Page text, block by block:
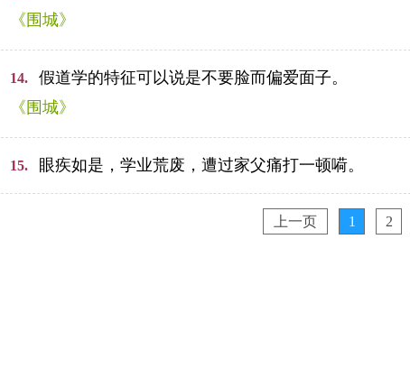
《围城》
14.
假道学的特征可以说是不要脸而偏爱面子。
《围城》
15. 眼疾如是，学业荒废，遭过家父痛打一顿嗬。
上一页 1 2